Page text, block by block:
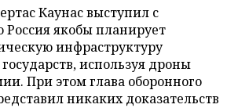
Каунас выступил с
Россия якобы планирует
инфраструктуру
используя дроны
При этом глава оборонного
никаких доказательств